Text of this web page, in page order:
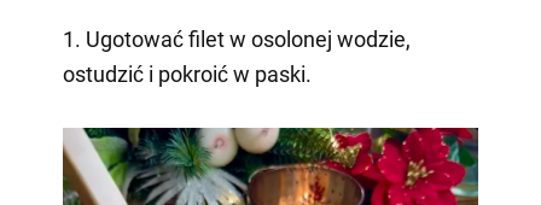
1. Ugotować filet w osolonej wodzie,
ostudzić i pokroić w paski.